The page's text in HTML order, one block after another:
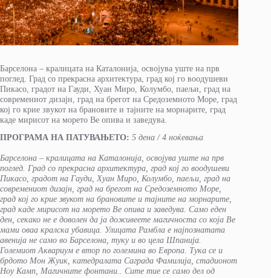
Барселона – кралицата на Каталонија, освојува уште на прв
поглед. Град со прекрасна архитектура, град кој го воодушеви
Пикасо, градот на Гауди, Хуан Миро, Колумбо, паељи, град на
современиот дизајн, град на брегот на Средоземното Море, град
кој го крие звукот на брановите и тајните на морнарите, град
каде мирисот на морето Ве опива и заведува.
ПРОГРАМА НА ПАТУВАЊЕТО: 5 дена / 4 ноќевањa
Барселона – кралицата на Каталонија, освојува уште на прв
поглед. Град со прекрасна архитектура, град кој го воодушеви
Пикасо, градот на Гауди, Хуан Миро, Колумбо, паељи, град на
современиот дизајн, град на брегот на Средоземното Море,
град кој го крие звукот на брановите и тајните на морнарите,
град каде мирисот на морето Ве опива и заведува. Само еден
ден, секако не е доволен да ја доживеете магичноста со која Ве
мами оваа кралска убавица. Улицата Рамбла е најпознатата
авенија не само во Барселона, туку и во цела Шпанија.
Големиот Аквариум е втор по големина во Европа. Тука се и
брдото Мон Жуик, катедралата Саграда Фамилија, стадионот
Ноу Камп, Магичните фонтани.. Сите тие се само дел од